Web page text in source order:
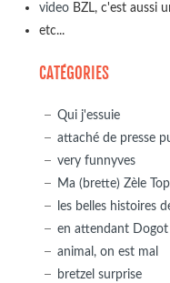
videoBZL, c'est aussi
etc...
CATÉGORIES
Qui j'essuie
attaché de presse
very funnyves
Ma (brette) Zèle
les belles histoires
en attendant
animal, on est mal
bretzel surprise